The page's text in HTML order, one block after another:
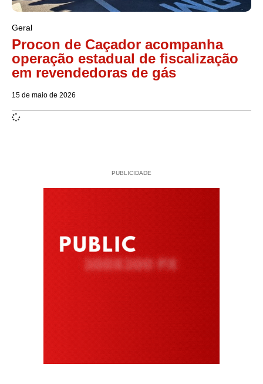
Geral
Procon de Caçador acompanha
operação estadual de fiscalização
em revendedoras de gás
15 de maio de 2026
PUBLICIDADE